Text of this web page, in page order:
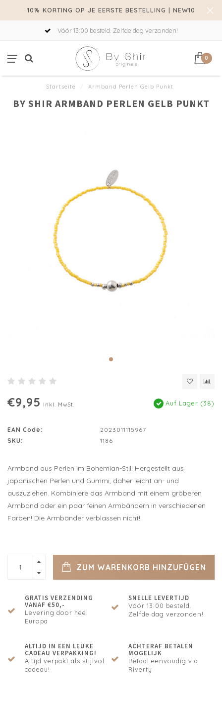
10% KORTING OP JE EERSTE BESTELLING | NEW10
Vóór 13:00 besteld. Zelfde dag verzonden!
0
Startseite / Armband Perlen Gelb Punkt
BY SHIR ARMBAND PERLEN GELB PUNKT
€9,95 Inkl. MwSt. Auf Lager (38)
EAN Code:
2023011115967
SKU:
1186
Armband aus Perlen im Bohemian-Stil! Hergestellt aus
japanischen Perlen und Gummi, daher leicht an- und
auszuziehen. Kombiniere das Armband mit einem gröberen
Armband oder ein paar feinen Armbändern in verschiedenen
Farben! Die Armbänder verblassen nicht!
ZUM WARENKORB HINZUFÜGEN
GRATIS VERZENDING
VANAF €50,-
Levering door héél
Europa
SNELLE LEVERTIJD
Vóór 13:00 besteld.
Zelfde dag verzonden!
ALTIJD IN EEN LEUKE
CADEAU VERPAKKING!
Altijd verpakt als stijlvol
cadeau!
ACHTERAF BETALEN
MOGELIJK
Betaal eenvoudig via
Riverty